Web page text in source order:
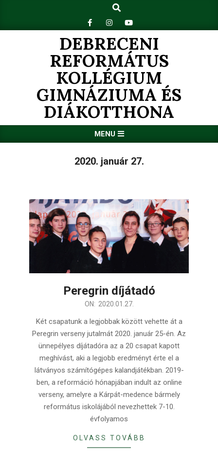
content
Search
DEBRECENI
REFORMÁTUS
KOLLÉGIUM
GIMNÁZIUMA ÉS
DIÁKOTTHONA
Navigation
MENU
2020. január 27.
Peregrin díjátadó
ON: 2020.01.27.
Két csapatunk a legjobbak között vehette át a
Peregrin verseny jutalmát 2020. január 25-én. Az
ünnepélyes díjátadóra az a 20 csapat kapott
meghívást, aki a legjobb eredményt érte el a
látványos számítógépes kalandjátékban. 2019-
ben, a reformáció hónapjában indult az online
verseny, amelyre a Kárpát-medence bármely
református iskolájából nevezhettek 7-10.
évfolyamos
OLVASS TOVÁBB